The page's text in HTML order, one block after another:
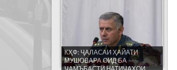
КҲФ: ҶАЛАСАИ ҲАЙАТИ
МУШОВАРА ОИД БА